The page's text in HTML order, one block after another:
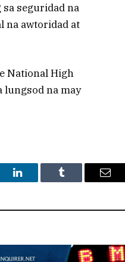
seguridad na
na awtoridad at
National High
lungsod na may
LinkedIn Tumblr